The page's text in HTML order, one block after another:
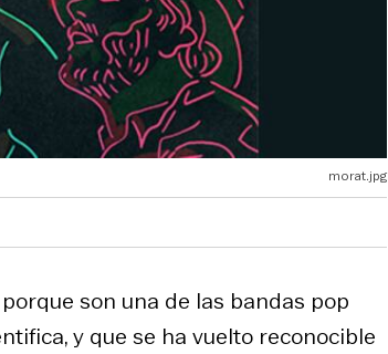
morat.jpg
son una de las bandas pop
y que se ha vuelto reconocible